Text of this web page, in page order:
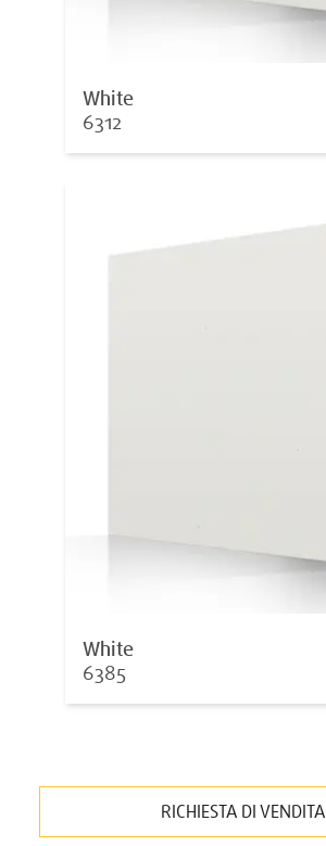
White
6312
White
6385
RICHIESTA DI VENDITA